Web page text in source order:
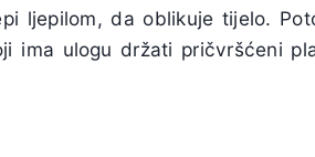
ljepilom, da oblikuje tijelo.
ima ulogu držati pričvršćeni